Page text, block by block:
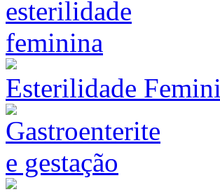
Esterilidade